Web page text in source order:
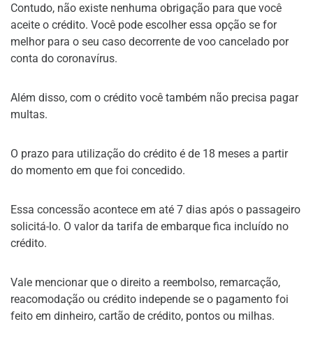
Contudo, não existe nenhuma obrigação para que você
aceite o crédito. Você pode escolher essa opção se for
melhor para o seu caso decorrente de voo cancelado por
conta do coronavírus.
Além disso, com o crédito você também não precisa pagar
multas.
O prazo para utilização do crédito é de 18 meses a partir
do momento em que foi concedido.
Essa concessão acontece em até 7 dias após o passageiro
solicitá-lo. O valor da tarifa de embarque fica incluído no
crédito.
Vale mencionar que o direito a reembolso, remarcação,
reacomodação ou crédito independe se o pagamento foi
feito em dinheiro, cartão de crédito, pontos ou milhas.